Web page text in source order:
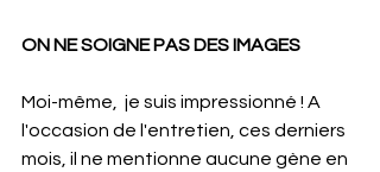
ON NE SOIGNE PAS DES IMAGES
Moi-même,  je suis impressionné ! A
l'occasion de l'entretien, ces derniers
mois, il ne mentionne aucune gène en